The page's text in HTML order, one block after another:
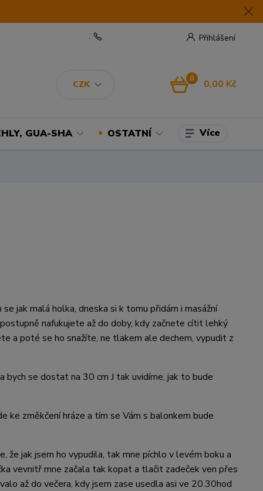
CZK
Přihlášení
.
0 0,00 Kč
GUA-SHA OSTATNÍ Více
jak malá holka, dneska si k tomu přidám i masážní
nafukujete až do doby, kdy začnete cítit lehký
a poté se ho snažíte, ne tlakem ale dechem, vypudit z
bych se dostat na 30 cm J tak uvidíme, jak to bude
ke změkčení hráze a tím se Vám s balonkem bude
že jak jsem ho vypudila, tak mne píchlo v levém boku a
vevnitř mne začala tak kopat a tlačit zadeček ven přes
až do večera, kdy jsem zase usedla asi ve 20.30hod